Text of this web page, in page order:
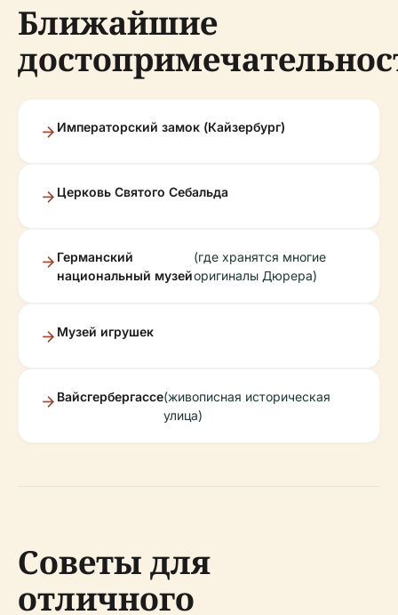
Ближайшие
Императорский замок (Кайзербург)
Церковь Святого Себальда
Германский
национальный музей
(где хранятся многие
оригиналы Дюрера)
Музей игрушек
Вайсгербергассе(живописная историческая
улица)
Советы для
отличного